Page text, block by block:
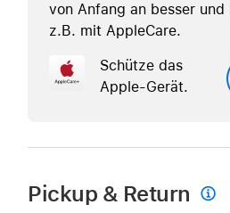
von Anfang an besser und
z.B. mit AppleCare.
Schütze das
Apple-Gerät.
Pickup & Return 